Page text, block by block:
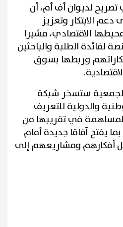
لديوان أف أم، أن
الابتكار وتعزيز
الاقتصادي، مشيرا
لفائدة الطلبة والباحثين
وربطها بسوق
ستسخر شبكة
والدولية للتعريف
في تقريبها من
يفتح آفاقا جديدة أمام
أفكارهم ومشاريعهم إلى